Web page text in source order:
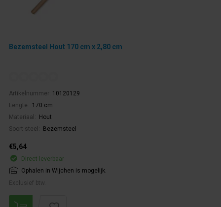
Bezemsteel Hout 170 cm x 2,80 cm
Artikelnummer: 10120129
Lengte:
170 cm
Materiaal:
Hout
Soort steel:
Bezemsteel
€5,64
Direct leverbaar
Ophalen in Wijchen is mogelijk.
Exclusief btw.